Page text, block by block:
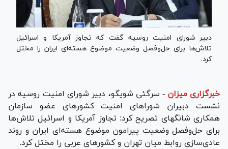
دبیر شورای امنیت روسیه گفت که تجاوز آمریکا و اسرائیل
تلاش‌ها برای حل‌وفصل وضعیت موضوع هسته‌ای ایران را مختل
کرد.
خبرگزاری میزان - سرگئی شویگو، دبیر شورای امنیت روسیه در
نشست دبیران شوراهای امنیت کشورهای عضو سازمان
همکاری شانگهای تصریح کرد: تجاوز آمریکا و اسرائیل تلاش‌ها
برای حل‌وفصل وضعیت پیرامون موضوع هسته‌ای ایران و روند
عادی‌سازی روابط میان تهران و کشورهای عربی را مختل کرد.